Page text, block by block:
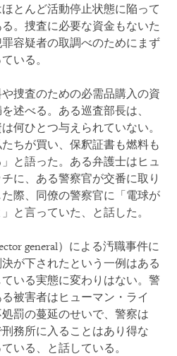
とんど活動停止状態に陥って
。捜査に必要な資金もないた
容疑者の取調べのためにまず
いる。
捜査のための必需品購入の資
述べる。ある巡査部長は、
何ひとつ与えられていない。
ちが買い、保釈証書も燃料も
と語った。ある弁護士はヒュ
に、ある警察官が交番に取り
際、同僚の警察官に「電球が
と言っていた、と話した。
general）による汚職事件に
が下されたという一例はある
いる実態に変わりはない。警
被害者はヒューマン・ライ
罰の蔓延のせいで、警察は
刑務所に入ることはあり得な
いる、と話している。